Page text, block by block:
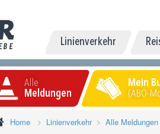
Linienverkehr
Alle
Meldungen
Mein
(ABO-
Home Linienverkehr Alle Meldungen